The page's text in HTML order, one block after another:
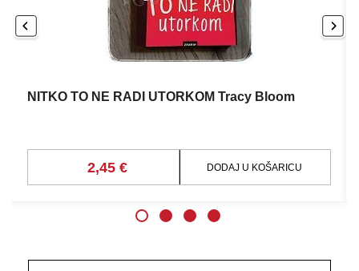
NITKO TO NE RADI UTORKOM Tracy Bloom
2,45 € DODAJ U KOŠARICU